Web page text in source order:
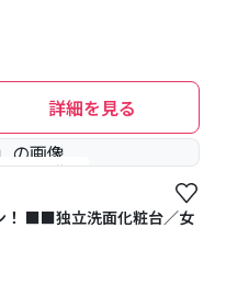
詳細を見る
#空室待ち
！ ■■独立洗面化粧台／女